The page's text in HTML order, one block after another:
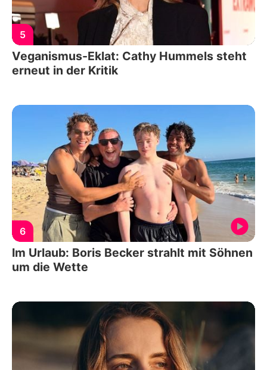
5
Veganismus-Eklat: Cathy Hummels steht
erneut in der Kritik
6
Im Urlaub: Boris Becker strahlt mit Söhnen
um die Wette